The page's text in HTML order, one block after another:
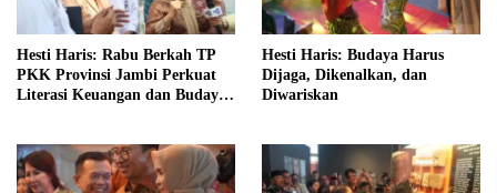
Hesti Haris: Rabu Berkah TP
PKK Provinsi Jambi Perkuat
Literasi Keuangan dan Budaya
Hesti Haris: Budaya Harus
Dijaga, Dikenalkan, dan
Diwariskan